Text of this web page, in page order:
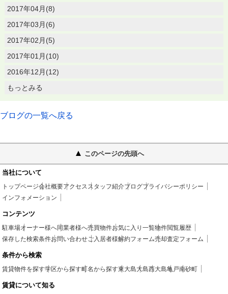
2017年04月(8)
2017年03月(6)
2017年02月(5)
2017年01月(10)
2016年12月(12)
もっとみる
ブログの一覧へ戻る
このページの先頭へ
当社について
トップページ会社概要アクセススタッフ紹介ブログプライバシーポリシー
インフォメーション
コンテンツ
駐車場オーナー様へ同業者様へ売買物件お気に入り一覧物件閲覧履歴
保存した検索条件お問い合わせご入居者様解約フォーム売却査定フォーム
条件から検索
賃貸物件を探す学区から探す町名から探す東大島大島西大島亀戸南砂町
賃貸について知る